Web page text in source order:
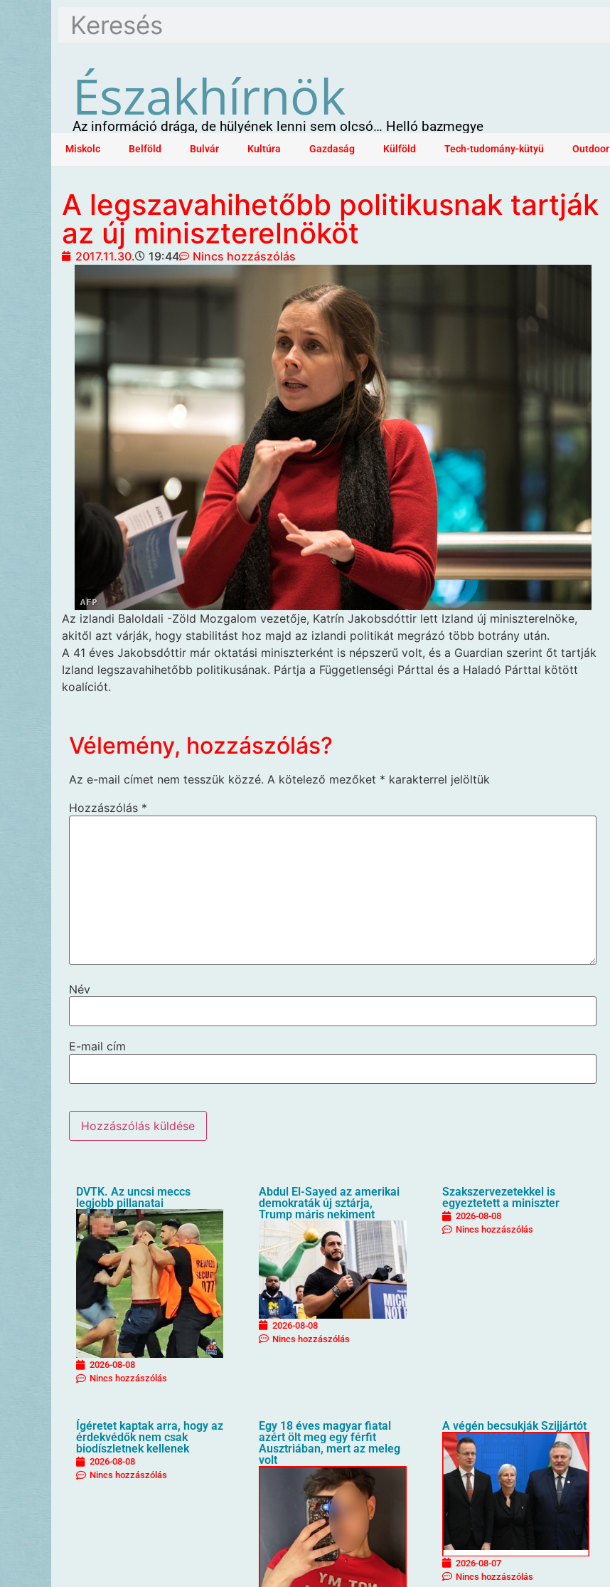
Északhírnök
Az információ drága, de hülyének lenni sem olcsó… Helló bazmegye
Miskolc Belföld Bulvár Kultúra Gazdaság Külföld Tech-tudomány-kütyü Outdoor
A legszavahihetőbb politikusnak tartják
az új miniszterelnököt
2017.11.30. 19:44 Nincs hozzászólás
Az izlandi Baloldali -Zöld Mozgalom vezetője, Katrín Jakobsdóttir lett Izland új miniszterelnöke,
akitől azt várják, hogy stabilitást hoz majd az izlandi politikát megrázó több botrány után.
A 41 éves Jakobsdóttir már oktatási miniszterként is népszerű volt, és a Guardian szerint őt tartják
Izland legszavahihetőbb politikusának. Pártja a Függetlenségi Párttal és a Haladó Párttal kötött
koalíciót.
Vélemény, hozzászólás?
Az e-mail címet nem tesszük közzé. A kötelező mezőket * karakterrel jelöltük
Hozzászólás *
Név
E-mail cím
DVTK. Az uncsi meccs
legjobb pillanatai
2026-08-08
Nincs hozzászólás
Abdul El-Sayed az amerikai
demokraták új sztárja,
Trump máris nekiment
2026-08-08
Nincs hozzászólás
Szakszervezetekkel is
egyeztetett a miniszter
2026-08-08
Nincs hozzászólás
Ígéretet kaptak arra, hogy az
érdekvédők nem csak
biodíszletnek kellenek
2026-08-08
Nincs hozzászólás
Egy 18 éves magyar fiatal
azért ölt meg egy férfit
Ausztriában, mert az meleg
volt
A végén becsukják Szijjártót
2026-08-07
Nincs hozzászólás